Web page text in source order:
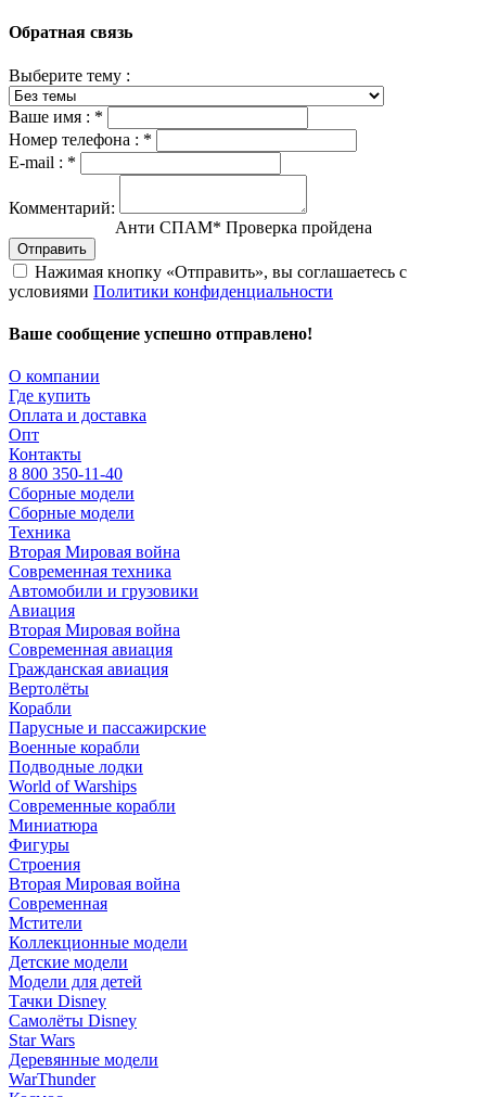
Обратная связь
Выберите тему :
Ваше имя : *
Номер телефона : *
E-mail : *
Комментарий:
Анти СПАМ* Проверка пройдена
Отправить
Нажимая кнопку «Отправить», вы соглашаетесь с
условиями Политики конфиденциальности
Ваше сообщение успешно отправлено!
О компании
Где купить
Оплата и доставка
Опт
Контакты
8 800 350-11-40
Сборные модели
Сборные модели
Техника
Вторая Мировая война
Современная техника
Автомобили и грузовики
Авиация
Вторая Мировая война
Современная авиация
Гражданская авиация
Вертолёты
Корабли
Парусные и пассажирские
Военные корабли
Подводные лодки
World of Warships
Современные корабли
Миниатюра
Фигуры
Строения
Вторая Мировая война
Современная
Мстители
Коллекционные модели
Детские модели
Модели для детей
Тачки Disney
Самолёты Disney
Star Wars
Деревянные модели
WarThunder